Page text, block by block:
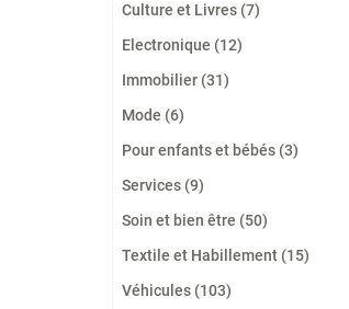
Culture et Livres (7)
Electronique (12)
Immobilier (31)
Mode (6)
Pour enfants et bébés (3)
Services (9)
Soin et bien être (50)
Textile et Habillement (15)
Véhicules (103)